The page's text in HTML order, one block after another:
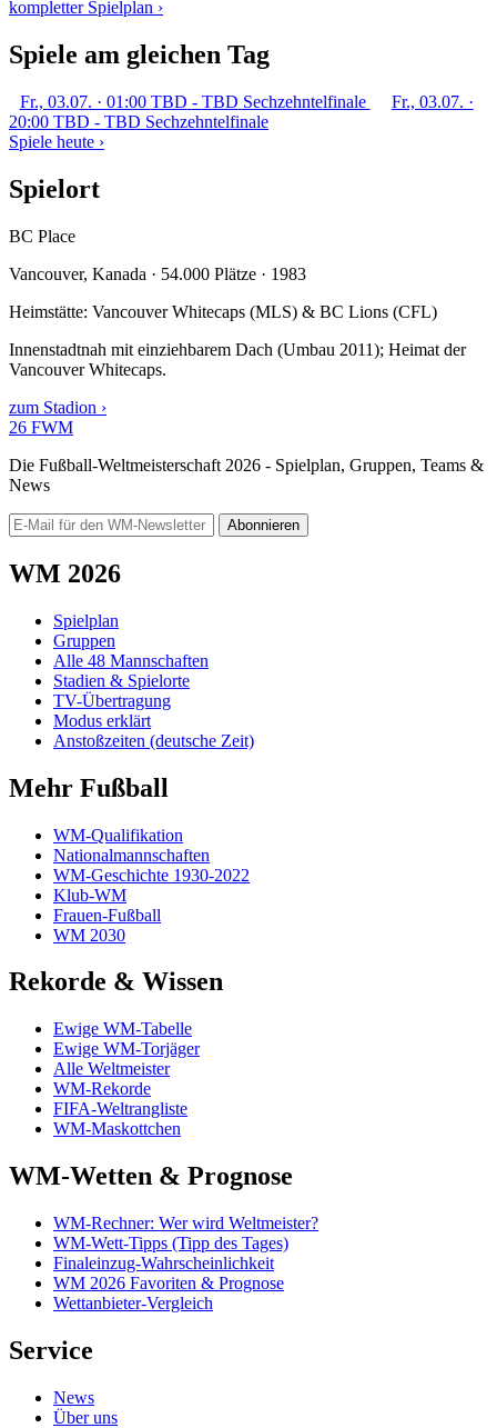
kompletter Spielplan ›
Spiele am gleichen Tag
Fr., 03.07. · 01:00 TBD - TBD Sechzehntelfinale
Fr., 03.07. ·
20:00 TBD - TBD Sechzehntelfinale
Spiele heute ›
Spielort
BC Place
Vancouver, Kanada · 54.000 Plätze · 1983
Heimstätte: Vancouver Whitecaps (MLS) & BC Lions (CFL)
Innenstadtnah mit einziehbarem Dach (Umbau 2011); Heimat der
Vancouver Whitecaps.
zum Stadion ›
26 FWM
Die Fußball-Weltmeisterschaft 2026 - Spielplan, Gruppen, Teams &
News
Abonnieren
WM 2026
Spielplan
Gruppen
Alle 48 Mannschaften
Stadien & Spielorte
TV-Übertragung
Modus erklärt
Anstoßzeiten (deutsche Zeit)
Mehr Fußball
WM-Qualifikation
Nationalmannschaften
WM-Geschichte 1930-2022
Klub-WM
Frauen-Fußball
WM 2030
Rekorde & Wissen
Ewige WM-Tabelle
Ewige WM-Torjäger
Alle Weltmeister
WM-Rekorde
FIFA-Weltrangliste
WM-Maskottchen
WM-Wetten & Prognose
WM-Rechner: Wer wird Weltmeister?
WM-Wett-Tipps (Tipp des Tages)
Finaleinzug-Wahrscheinlichkeit
WM 2026 Favoriten & Prognose
Wettanbieter-Vergleich
Service
News
Über uns